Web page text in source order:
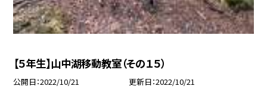
【５年生】山中湖移動教室（その１５）
公開日 2022/10/21 更新日 2022/10/21